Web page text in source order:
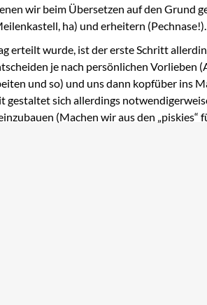
wir beim Übersetzen auf den Grund
ha) und erheitern (Pechnase!).
erteilt wurde, ist der erste Schritt
je nach persönlichen Vorlieben
und so) und uns dann kopfüber ins
sich allerdings
(Machen wir aus den „piskies“